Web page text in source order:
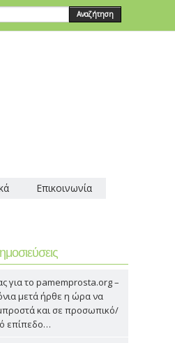
Αναζήτηση
Επικοινωνία
για το pamemprosta.org –
μετά ήρθε η ώρα να
και σε προσωπικό/
επίπεδο…